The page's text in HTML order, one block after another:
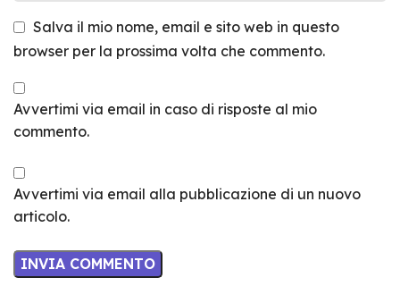
Salva il mio nome, email e sito web in questo
browser per la prossima volta che commento.
Avvertimi via email in caso di risposte al mio
commento.
Avvertimi via email alla pubblicazione di un nuovo
articolo.